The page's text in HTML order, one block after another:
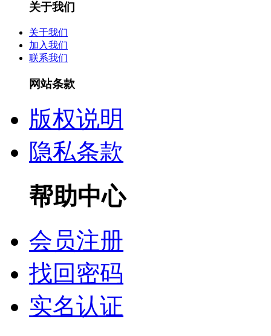
关于我们
关于我们
加入我们
联系我们
网站条款
版权说明
隐私条款
帮助中心
会员注册
找回密码
实名认证